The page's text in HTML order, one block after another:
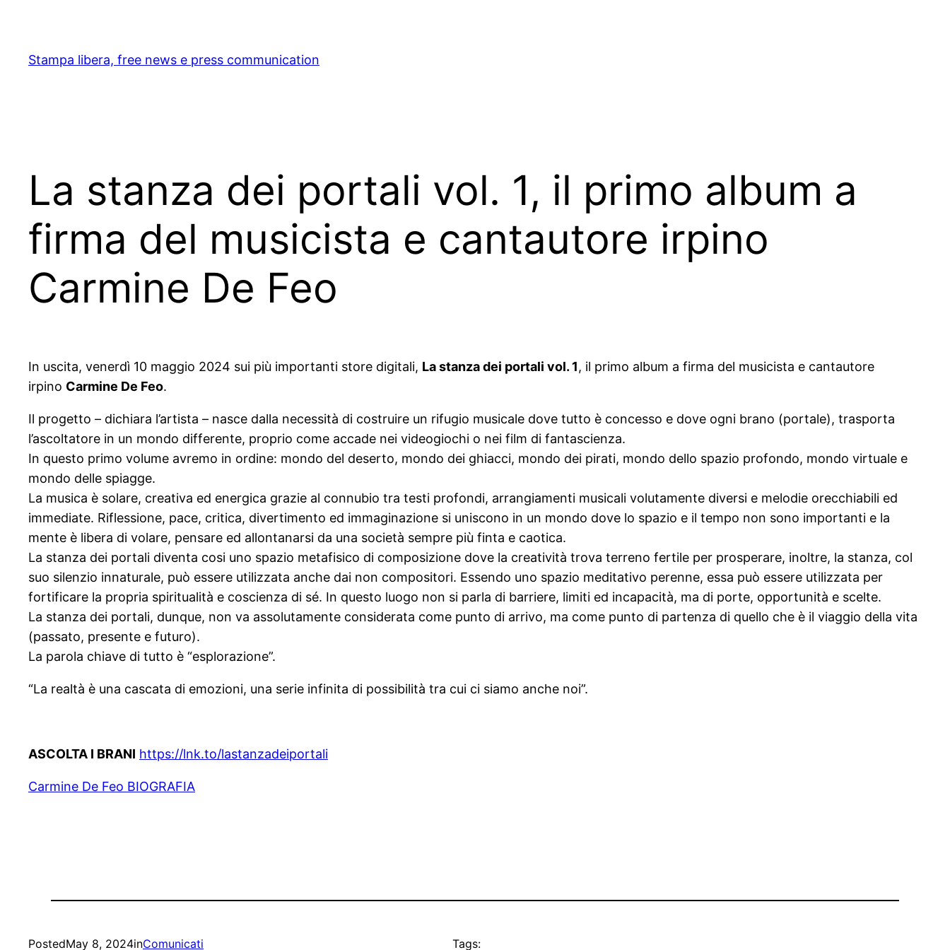
content
Stampa libera, free news e press communication
La stanza dei portali vol. 1, il primo album a
firma del musicista e cantautore irpino
Carmine De Feo
In uscita, venerdì 10 maggio 2024 sui più importanti store digitali, La stanza dei portali vol. 1, il primo album a firma del musicista e cantautore
irpino Carmine De Feo.
Il progetto – dichiara l’artista – nasce dalla necessità di costruire un rifugio musicale dove tutto è concesso e dove ogni brano (portale), trasporta
l’ascoltatore in un mondo differente, proprio come accade nei videogiochi o nei film di fantascienza.
In questo primo volume avremo in ordine: mondo del deserto, mondo dei ghiacci, mondo dei pirati, mondo dello spazio profondo, mondo virtuale e
mondo delle spiagge.
La musica è solare, creativa ed energica grazie al connubio tra testi profondi, arrangiamenti musicali volutamente diversi e melodie orecchiabili ed
immediate. Riflessione, pace, critica, divertimento ed immaginazione si uniscono in un mondo dove lo spazio e il tempo non sono importanti e la
mente è libera di volare, pensare ed allontanarsi da una società sempre più finta e caotica.
La stanza dei portali diventa cosi uno spazio metafisico di composizione dove la creatività trova terreno fertile per prosperare, inoltre, la stanza, col
suo silenzio innaturale, può essere utilizzata anche dai non compositori. Essendo uno spazio meditativo perenne, essa può essere utilizzata per
fortificare la propria spiritualità e coscienza di sé. In questo luogo non si parla di barriere, limiti ed incapacità, ma di porte, opportunità e scelte.
La stanza dei portali, dunque, non va assolutamente considerata come punto di arrivo, ma come punto di partenza di quello che è il viaggio della vita
(passato, presente e futuro).
La parola chiave di tutto è “esplorazione”.
“La realtà è una cascata di emozioni, una serie infinita di possibilità tra cui ci siamo anche noi”.
ASCOLTA I BRANI https://lnk.to/lastanzadeiportali
Carmine De Feo BIOGRAFIA
PostedMay 8, 2024inComunicati Tags: